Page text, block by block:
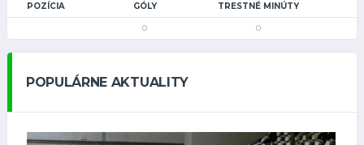
POZÍCIA GÓLY TRESTNÉ MINÚTY
0 0
POPULÁRNE AKTUALITY